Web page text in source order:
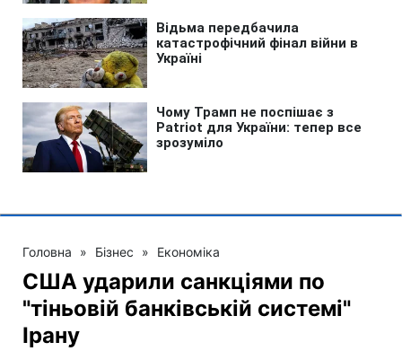
Головна » Бізнес » Економіка
США ударили санкціями по
"тіньовій банківській системі"
Ірану